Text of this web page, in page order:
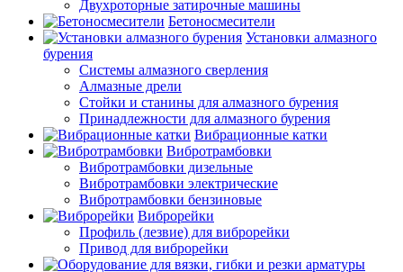
Двухроторные затирочные машины
Бетоносмесители
Установки алмазного
бурения
Системы алмазного сверления
Алмазные дрели
Стойки и станины для алмазного бурения
Принадлежности для алмазного бурения
Вибрационные катки
Вибротрамбовки
Вибротрамбовки дизельные
Вибротрамбовки электрические
Вибротрамбовки бензиновые
Виброрейки
Профиль (лезвие) для виброрейки
Привод для виброрейки